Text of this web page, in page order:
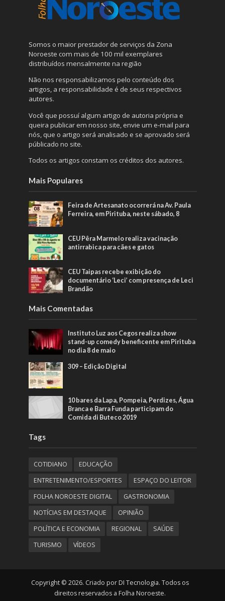
Somos o maior prestador de serviços da Zona
Noroeste com mais de 100 mil exemplares
distribuídos mensalmente na região
Não nos responsabilizamos pelo conteúdo dos
artigos, a responsabilidade é de seus respectivos
autores.
Você que possuí algum artigo de autoria própria e
queira publicar em nosso site, envie um e-mail para
nós, que o artigo será analisado e se aprovado será
públicado no site.
Todos os artigos constam os créditos dos autores.
Mais Populares
Feira de Artesanato ocorrerá na Av. Paula
Ferreira, em Pirituba, neste sábado, 8
CEU Pêra Marmelo realiza vacinação
antirrabica para cães e gatos
CEU Taipas recebe exibição do
documentário ‘Leci’ com presença de Leci
Brandão
Mais Comentadas
Instituto Luz aos Cegos realiza show
stand-up comedy beneficente em Pirituba
no dia 8 de maio
309 – Edição Digital
10 bares da Lapa, Pompeia, Perdizes, Água
Branca e Barra Funda participam do
Comida di Buteco 2019
Tags
COTIDIANO
EDUCAÇÃO
ENTRETENIMENTO/ESPORTES
ESPAÇO DO LEITOR
FOLHA NOROESTE DIGITAL
GASTRONOMIA
NOTÍCIAS EM DESTAQUE
OPINIÃO
POLÍTICA E ECONOMIA
REGIONAL
SAÚDE
TURISMO
VÍDEOS
Copyright © 2026. Criado por DI Tecnologia. Todos os
direitos reservados a Folha Noroeste.